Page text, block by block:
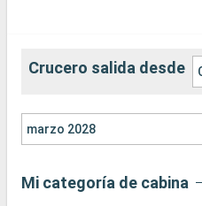
Crucero salida desde
marzo 2028
Mi categoría de cabina